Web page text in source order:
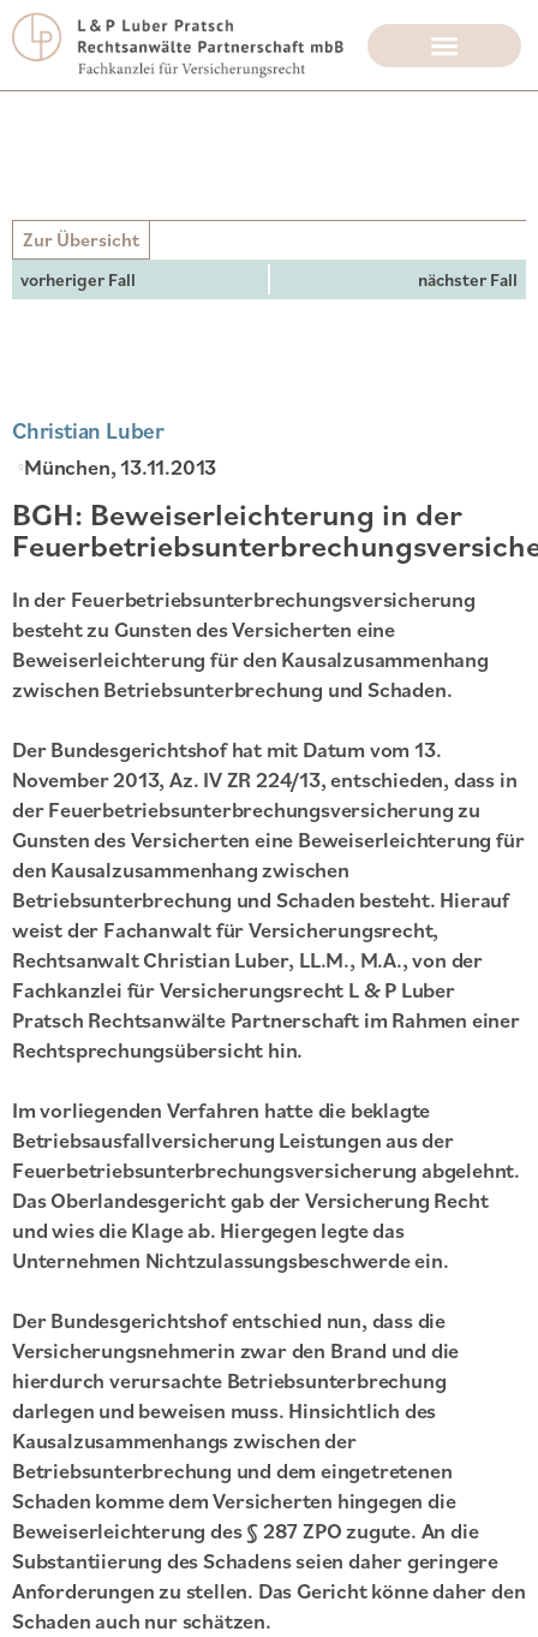
Zur Übersicht
vorheriger Fall nächster Fall
Christian Luber
München, 13.11.2013
BGH: Beweiserleichterung in der
In der Feuerbetriebsunterbrechungsversicherung
besteht zu Gunsten des Versicherten eine
Beweiserleichterung für den Kausalzusammenhang
zwischen Betriebsunterbrechung und Schaden.
Der Bundesgerichtshof hat mit Datum vom 13.
November 2013, Az. IV ZR 224/13, entschieden, dass in
der Feuerbetriebsunterbrechungsversicherung zu
Gunsten des Versicherten eine Beweiserleichterung für
den Kausalzusammenhang zwischen
Betriebsunterbrechung und Schaden besteht. Hierauf
weist der Fachanwalt für Versicherungsrecht,
Rechtsanwalt Christian Luber, LL.M., M.A., von der
Fachkanzlei für Versicherungsrecht L & P Luber
Pratsch Rechtsanwälte Partnerschaft im Rahmen einer
Rechtsprechungsübersicht hin.
Im vorliegenden Verfahren hatte die beklagte
Betriebsausfallversicherung Leistungen aus der
Feuerbetriebsunterbrechungsversicherung abgelehnt.
Das Oberlandesgericht gab der Versicherung Recht
und wies die Klage ab. Hiergegen legte das
Unternehmen Nichtzulassungsbeschwerde ein.
Der Bundesgerichtshof entschied nun, dass die
Versicherungsnehmerin zwar den Brand und die
hierdurch verursachte Betriebsunterbrechung
darlegen und beweisen muss. Hinsichtlich des
Kausalzusammenhangs zwischen der
Betriebsunterbrechung und dem eingetretenen
Schaden komme dem Versicherten hingegen die
Beweiserleichterung des § 287 ZPO zugute. An die
Substantiierung des Schadens seien daher geringere
Anforderungen zu stellen. Das Gericht könne daher den
Schaden auch nur schätzen.